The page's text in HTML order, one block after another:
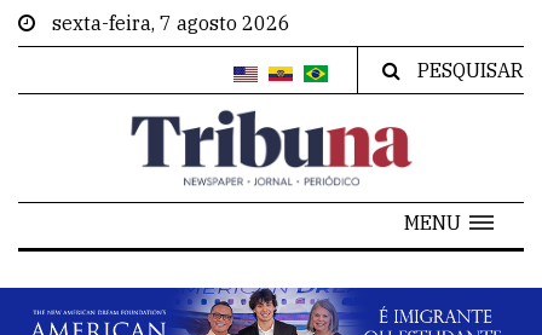
sexta-feira, 7 agosto 2026
PESQUISAR
MENU